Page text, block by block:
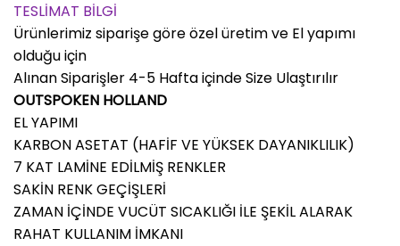
TESLİMAT BİLGİ
Ürünlerimiz siparişe göre özel üretim ve El yapımı
olduğu için
Alınan Siparişler 4-5 Hafta içinde Size Ulaştırılır
OUTSPOKEN HOLLAND
EL YAPIMI
KARBON ASETAT (HAFİF VE YÜKSEK DAYANIKLILIK)
7 KAT LAMİNE EDİLMİŞ RENKLER
SAKİN RENK GEÇİŞLERİ
ZAMAN İÇİNDE VUCÜT SICAKLIĞI İLE ŞEKİL ALARAK
RAHAT KULLANIM İMKANI